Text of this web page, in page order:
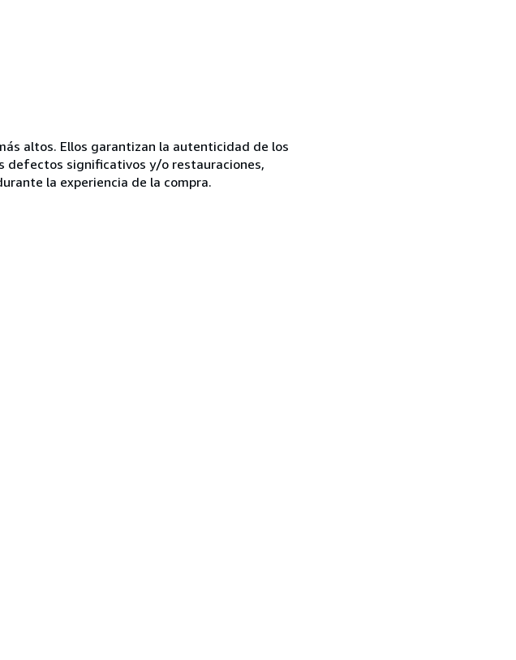
altos. Ellos garantizan la autenticidad de los
defectos significativos y/o restauraciones,
la experiencia de la compra.